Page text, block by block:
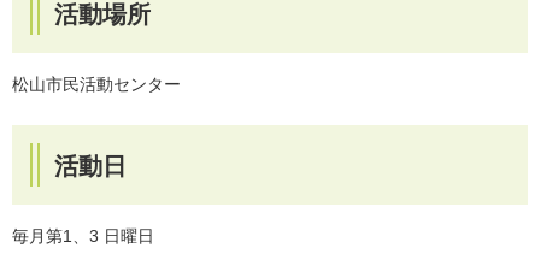
活動場所
松山市民活動センター
活動日
毎月第1、3 日曜日